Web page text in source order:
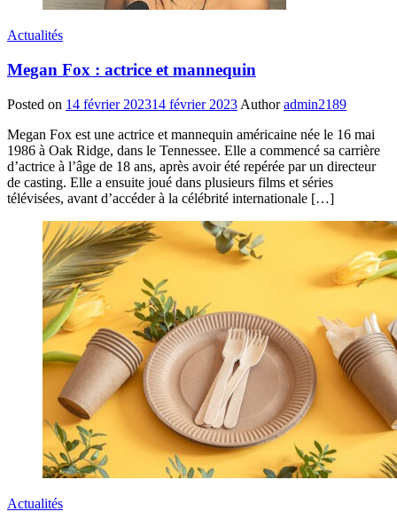
Actualités
Megan Fox : actrice et mannequin
Posted on 14 février 202314 février 2023 Author admin2189
Megan Fox est une actrice et mannequin américaine née le 16 mai
1986 à Oak Ridge, dans le Tennessee. Elle a commencé sa carrière
d’actrice à l’âge de 18 ans, après avoir été repérée par un directeur
de casting. Elle a ensuite joué dans plusieurs films et séries
télévisées, avant d’accéder à la célébrité internationale […]
Actualités